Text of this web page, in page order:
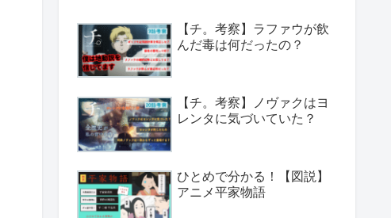
【チ。考察】ラファウが飲
んだ毒は何だったの？
【チ。考察】ノヴァクはヨ
レンタに気づいていた？
ひとめで分かる！【図説】
アニメ平家物語